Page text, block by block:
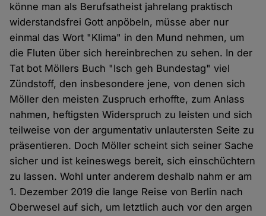
könne man als Berufsatheist jahrelang praktisch
widerstandsfrei Gott anpöbeln, müsse aber nur
einmal das Wort "Klima" in den Mund nehmen, um
die Fluten über sich hereinbrechen zu sehen. In der
Tat bot Möllers Buch "Isch geh Bundestag" viel
Zündstoff, den insbesondere jene, von denen sich
Möller den meisten Zuspruch erhoffte, zum Anlass
nahmen, heftigsten Widerspruch zu leisten und sich
teilweise von der argumentativ unlautersten Seite zu
präsentieren. Doch Möller scheint sich seiner Sache
sicher und ist keineswegs bereit, sich einschüchtern
zu lassen. Wohl unter anderem deshalb nahm er am
1. Dezember 2019 die lange Reise von Berlin nach
Oberwesel auf sich, um letztlich auch vor den argen